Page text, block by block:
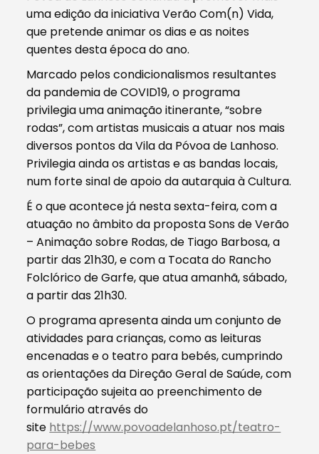
uma edição da iniciativa Verão Com(n) Vida,
que pretende animar os dias e as noites
quentes desta época do ano.
Marcado pelos condicionalismos resultantes
da pandemia de COVID19, o programa
privilegia uma animação itinerante, “sobre
rodas”, com artistas musicais a atuar nos mais
diversos pontos da Vila da Póvoa de Lanhoso.
Privilegia ainda os artistas e as bandas locais,
num forte sinal de apoio da autarquia à Cultura.
É o que acontece já nesta sexta-feira, com a
atuação no âmbito da proposta Sons de Verão
– Animação sobre Rodas, de Tiago Barbosa, a
partir das 21h30, e com a Tocata do Rancho
Folclórico de Garfe, que atua amanhã, sábado,
a partir das 21h30.
O programa apresenta ainda um conjunto de
atividades para crianças, como as leituras
encenadas e o teatro para bebés, cumprindo
as orientações da Direção Geral de Saúde, com
participação sujeita ao preenchimento de
formulário através do
site https://www.povoadelanhoso.pt/teatro-
para-bebes